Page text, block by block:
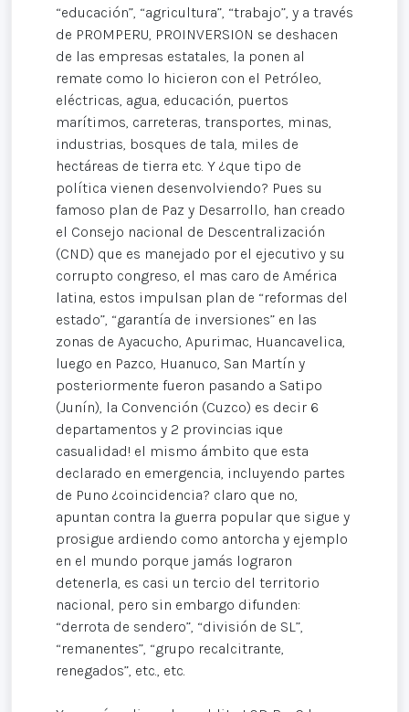
“educación”, “agricultura”, “trabajo”, y a través
de PROMPERU, PROINVERSION se deshacen
de las empresas estatales, la ponen al
remate como lo hicieron con el Petróleo,
eléctricas, agua, educación, puertos
marítimos, carreteras, transportes, minas,
industrias, bosques de tala, miles de
hectáreas de tierra etc. Y ¿que tipo de
política vienen desenvolviendo? Pues su
famoso plan de Paz y Desarrollo, han creado
el Consejo nacional de Descentralización
(CND) que es manejado por el ejecutivo y su
corrupto congreso, el mas caro de América
latina, estos impulsan plan de “reformas del
estado”, “garantía de inversiones” en las
zonas de Ayacucho, Apurimac, Huancavelica,
luego en Pazco, Huanuco, San Martín y
posteriormente fueron pasando a Satipo
(Junín), la Convención (Cuzco) es decir 6
departamentos y 2 provincias ¡que
casualidad! el mismo ámbito que esta
declarado en emergencia, incluyendo partes
de Puno ¿coincidencia? claro que no,
apuntan contra la guerra popular que sigue y
prosigue ardiendo como antorcha y ejemplo
en el mundo porque jamás lograron
detenerla, es casi un tercio del territorio
nacional, pero sin embargo difunden:
“derrota de sendero”, “división de SL”,
“remanentes”, “grupo recalcitrante,
renegados”, etc., etc.